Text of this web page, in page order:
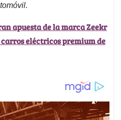
apuesta de la marca Zeekr
eléctricos premium de